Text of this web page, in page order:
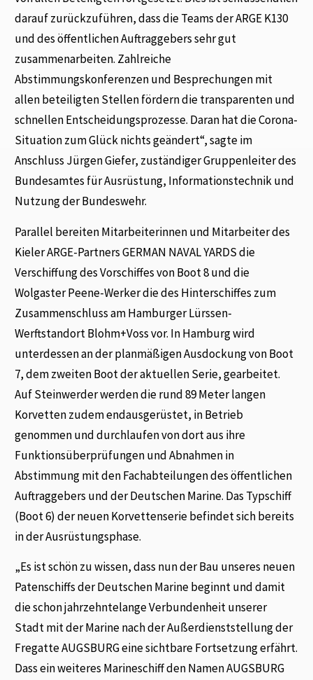
darauf zurückzuführen, dass die Teams der ARGE K130
und des öffentlichen Auftraggebers sehr gut
zusammenarbeiten. Zahlreiche
Abstimmungskonferenzen und Besprechungen mit
allen beteiligten Stellen fördern die transparenten und
schnellen Entscheidungsprozesse. Daran hat die Corona-
Situation zum Glück nichts geändert“, sagte im
Anschluss Jürgen Giefer, zuständiger Gruppenleiter des
Bundesamtes für Ausrüstung, Informationstechnik und
Nutzung der Bundeswehr.
Parallel bereiten Mitarbeiterinnen und Mitarbeiter des
Kieler ARGE-Partners GERMAN NAVAL YARDS die
Verschiffung des Vorschiffes von Boot 8 und die
Wolgaster Peene-Werker die des Hinterschiffes zum
Zusammenschluss am Hamburger Lürssen-
Werftstandort Blohm+Voss vor. In Hamburg wird
unterdessen an der planmäßigen Ausdockung von Boot
7, dem zweiten Boot der aktuellen Serie, gearbeitet.
Auf Steinwerder werden die rund 89 Meter langen
Korvetten zudem endausgerüstet, in Betrieb
genommen und durchlaufen von dort aus ihre
Funktionsüberprüfungen und Abnahmen in
Abstimmung mit den Fachabteilungen des öffentlichen
Auftraggebers und der Deutschen Marine. Das Typschiff
(Boot 6) der neuen Korvettenserie befindet sich bereits
in der Ausrüstungsphase.
„Es ist schön zu wissen, dass nun der Bau unseres neuen
Patenschiffs der Deutschen Marine beginnt und damit
die schon jahrzehntelange Verbundenheit unserer
Stadt mit der Marine nach der Außerdienststellung der
Fregatte AUGSBURG eine sichtbare Fortsetzung erfährt.
Dass ein weiteres Marineschiff den Namen AUGSBURG